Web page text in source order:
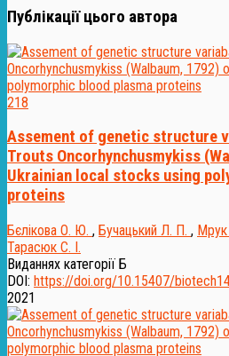
Публікації цього автора
218
Assement of genetic structure
Trouts Oncorhynchusmykiss
Ukrainian local stocks using
proteins
Бєлікова О. Ю. , Бучацький Л. П. , Мрук
Тарасюк С. І.
Виданнях категорії Б
DOI: https://doi.org/10.15407/
2021